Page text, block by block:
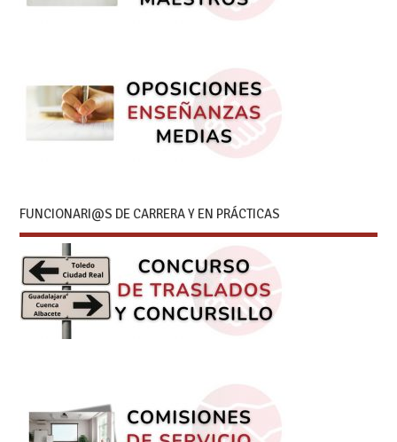
FUNCIONARI@S DE CARRERA Y EN PRÁCTICAS